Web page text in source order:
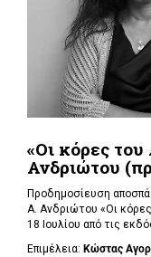
«Οι κόρες του
Ανδριώτου
Προδημοσίευση
Α. Ανδριώτου «Οι
18 Ιουλίου από τις
Επιμέλεια: Κώστας